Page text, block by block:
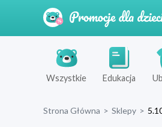
Wszystkie Edukacja
Strona Główna > Sklepy >